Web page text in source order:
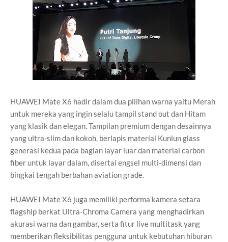
HUAWEI Mate X6 hadir dalam dua pilihan warna yaitu Merah
untuk mereka yang ingin selalu tampil stand out dan Hitam
yang klasik dan elegan. Tampilan premium dengan desainnya
yang ultra-slim dan kokoh, berlapis material Kunlun glass
generasi kedua pada bagian layar luar dan material carbon
fiber untuk layar dalam, disertai engsel multi-dimensi dan
bingkai tengah berbahan aviation grade.
HUAWEI Mate X6 juga memiliki performa kamera setara
flagship berkat Ultra-Chroma Camera yang menghadirkan
akurasi warna dan gambar, serta fitur live multitask yang
memberikan fleksibilitas pengguna untuk kebutuhan hiburan